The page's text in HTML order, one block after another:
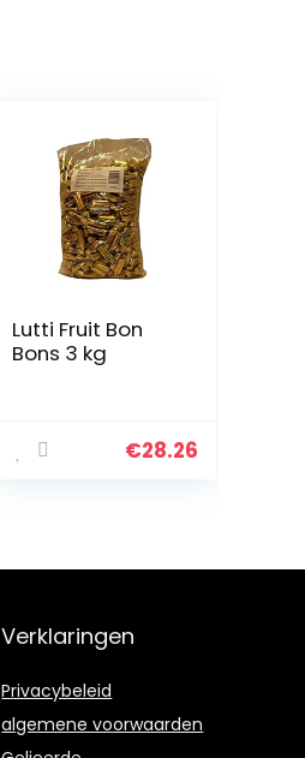
Lutti Fruit Bon
Bons 3 kg
€28.26
Verklaringen
Privacybeleid
algemene voorwaarden